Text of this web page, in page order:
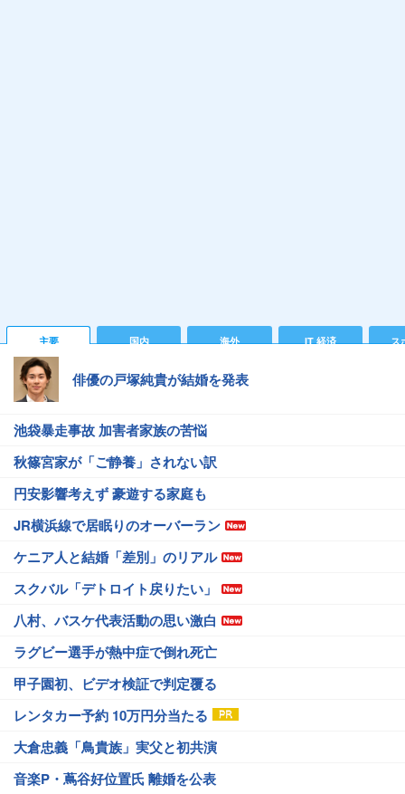
主要 国内 海外 IT 経済 ス
俳優の戸塚純貴が結婚を発表
池袋暴走事故 加害者家族の苦悩
秋篠宮家が「ご静養」されない訳
円安影響考えず 豪遊する家庭も
JR横浜線で居眠りのオーバーラン
ケニア人と結婚「差別」のリアル
スクバル「デトロイト戻りたい」
八村、バスケ代表活動の思い激白
ラグビー選手が熱中症で倒れ死亡
甲子園初、ビデオ検証で判定覆る
レンタカー予約 10万円分当たる
大倉忠義「鳥貴族」実父と初共演
音楽P・蔦谷好位置氏 離婚を公表